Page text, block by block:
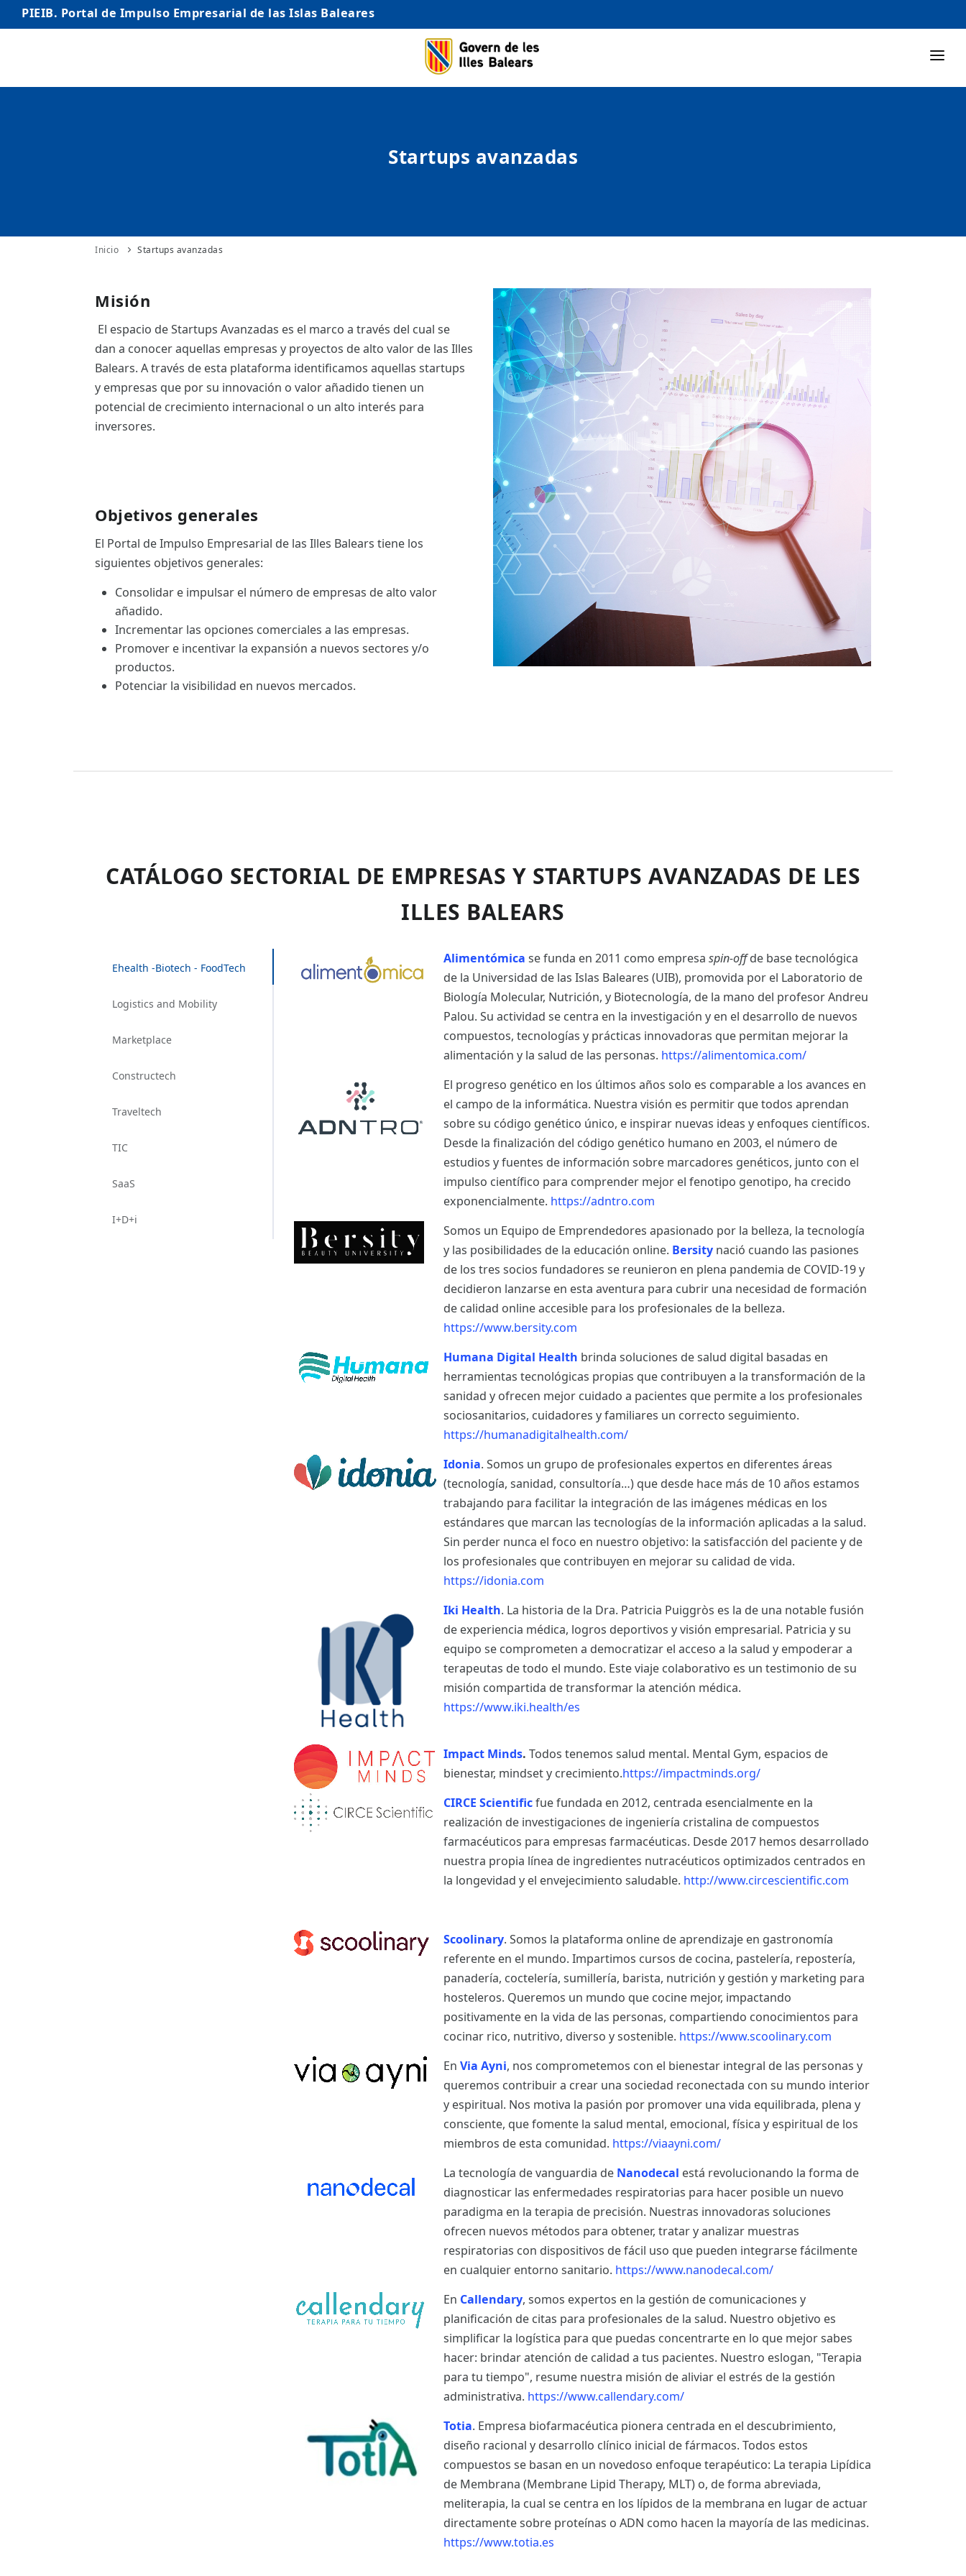
PIEIB. Portal de Impulso Empresarial de las Islas Baleares
INICIO
INTERNACIONALIZACIÓN
Startups avanzadas
Inicio Startups avanzadas
Misión
El espacio de Startups Avanzadas es el marco a través del cual se
dan a conocer aquellas empresas y proyectos de alto valor de las Illes
Balears. A través de esta plataforma identificamos aquellas startups
y empresas que por su innovación o valor añadido tienen un
potencial de crecimiento internacional o un alto interés para
inversores.
Objetivos generales
El Portal de Impulso Empresarial de las Illes Balears tiene los
siguientes objetivos generales:
Consolidar e impulsar el número de empresas de alto valor
añadido.
Incrementar las opciones comerciales a las empresas.
Promover e incentivar la expansión a nuevos sectores y/o
productos.
Potenciar la visibilidad en nuevos mercados.
CATÁLOGO SECTORIAL DE EMPRESAS Y STARTUPS AVANZADAS DE LES
ILLES BALEARS
Ehealth -Biotech - FoodTech
Logistics and Mobility
Marketplace
Constructech
Traveltech
TIC
SaaS
I+D+i
Alimentómica se funda en 2011 como empresa spin-offde base tecnológica
de la Universidad de las Islas Baleares (UIB), promovida por el Laboratorio de
Biología Molecular, Nutrición, y Biotecnología, de la mano del profesor Andreu
Palou. Su actividad se centra en la investigación y en el desarrollo de nuevos
compuestos, tecnologías y prácticas innovadoras que permitan mejorar la
alimentación y la salud de las personas. https://alimentomica.com/
El progreso genético en los últimos años solo es comparable a los avances en
el campo de la informática. Nuestra visión es permitir que todos aprendan
sobre su código genético único, e inspirar nuevas ideas y enfoques científicos.
Desde la finalización del código genético humano en 2003, el número de
estudios y fuentes de información sobre marcadores genéticos, junto con el
impulso científico para comprender mejor el fenotipo genotipo, ha crecido
exponencialmente. https://adntro.com
Somos un Equipo de Emprendedores apasionado por la belleza, la tecnología
y las posibilidades de la educación online. Bersity nació cuando las pasiones
de los tres socios fundadores se reunieron en plena pandemia de COVID-19 y
decidieron lanzarse en esta aventura para cubrir una necesidad de formación
de calidad online accesible para los profesionales de la belleza.
https://www.bersity.com
Humana Digital Health brinda soluciones de salud digital basadas en
herramientas tecnológicas propias que contribuyen a la transformación de la
sanidad y ofrecen mejor cuidado a pacientes que permite a los profesionales
sociosanitarios, cuidadores y familiares un correcto seguimiento.
https://humanadigitalhealth.com/
Idonia. Somos un grupo de profesionales expertos en diferentes áreas
(tecnología, sanidad, consultoría…) que desde hace más de 10 años estamos
trabajando para facilitar la integración de las imágenes médicas en los
estándares que marcan las tecnologías de la información aplicadas a la salud.
Sin perder nunca el foco en nuestro objetivo: la satisfacción del paciente y de
los profesionales que contribuyen en mejorar su calidad de vida.
https://idonia.com
Iki Health. La historia de la Dra. Patricia Puiggròs es la de una notable fusión
de experiencia médica, logros deportivos y visión empresarial. Patricia y su
equipo se comprometen a democratizar el acceso a la salud y empoderar a
terapeutas de todo el mundo. Este viaje colaborativo es un testimonio de su
misión compartida de transformar la atención médica.
https://www.iki.health/es
Impact Minds. Todos tenemos salud mental. Mental Gym, espacios de
bienestar, mindset y crecimiento.https://impactminds.org/
CIRCE Scientificfue fundada en 2012, centrada esencialmente en la
realización de investigaciones de ingeniería cristalina de compuestos
farmacéuticos para empresas farmacéuticas. Desde 2017 hemos desarrollado
nuestra propia línea de ingredientes nutracéuticos optimizados centrados en
la longevidad y el envejecimiento saludable. http://www.circescientific.com
Scoolinary. Somos la plataforma online de aprendizaje en gastronomía
referente en el mundo. Impartimos cursos de cocina, pastelería, repostería,
panadería, coctelería, sumillería, barista, nutrición y gestión y marketing para
hosteleros. Queremos un mundo que cocine mejor, impactando
positivamente en la vida de las personas, compartiendo conocimientos para
cocinar rico, nutritivo, diverso y sostenible. https://www.scoolinary.com
En Via Ayni, nos comprometemos con el bienestar integral de las personas y
queremos contribuir a crear una sociedad reconectada con su mundo interior
y espiritual. Nos motiva la pasión por promover una vida equilibrada, plena y
consciente, que fomente la salud mental, emocional, física y espiritual de los
miembros de esta comunidad. https://viaayni.com/
La tecnología de vanguardia de Nanodecal está revolucionando la forma de
diagnosticar las enfermedades respiratorias para hacer posible un nuevo
paradigma en la terapia de precisión. Nuestras innovadoras soluciones
ofrecen nuevos métodos para obtener, tratar y analizar muestras
respiratorias con dispositivos de fácil uso que pueden integrarse fácilmente
en cualquier entorno sanitario. https://www.nanodecal.com/
En Callendary, somos expertos en la gestión de comunicaciones y
planificación de citas para profesionales de la salud. Nuestro objetivo es
simplificar la logística para que puedas concentrarte en lo que mejor sabes
hacer: brindar atención de calidad a tus pacientes. Nuestro eslogan, "Terapia
para tu tiempo", resume nuestra misión de aliviar el estrés de la gestión
administrativa. https://www.callendary.com/
Totia. Empresa biofarmacéutica pionera centrada en el descubrimiento,
diseño racional y desarrollo clínico inicial de fármacos. Todos estos
compuestos se basan en un novedoso enfoque terapéutico: La terapia Lipídica
de Membrana (Membrane Lipid Therapy, MLT) o, de forma abreviada,
meliterapia, la cual se centra en los lípidos de la membrana en lugar de actuar
directamente sobre proteínas o ADN como hacen la mayoría de las medicinas.
https://www.totia.es